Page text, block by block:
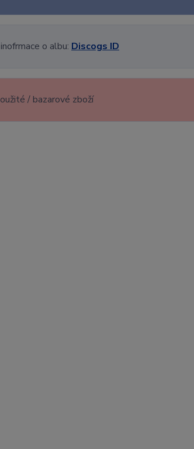
o albu: Discogs ID
/ bazarové zboží